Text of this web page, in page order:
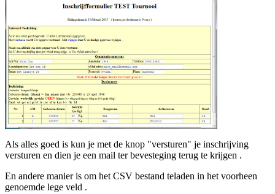
Als alles goed is kun je met de knop "versturen" je inschrijving
versturen en dien je een mail ter bevesteging terug te krijgen .
En andere manier is om het CSV bestand teladen in het voorheen
genoemde lege veld .